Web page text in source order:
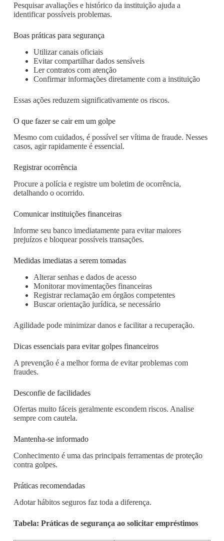
Pesquisar avaliações e histórico da instituição ajuda a
identificar possíveis problemas.
Boas práticas para segurança
Utilizar canais oficiais
Evitar compartilhar dados sensíveis
Ler contratos com atenção
Confirmar informações diretamente com a instituição
Essas ações reduzem significativamente os riscos.
O que fazer se cair em um golpe
Mesmo com cuidados, é possível ser vítima de fraude. Nesses
casos, agir rapidamente é essencial.
Registrar ocorrência
Procure a polícia e registre um boletim de ocorrência,
detalhando o ocorrido.
Comunicar instituições financeiras
Informe seu banco imediatamente para evitar maiores
prejuízos e bloquear possíveis transações.
Medidas imediatas a serem tomadas
Alterar senhas e dados de acesso
Monitorar movimentações financeiras
Registrar reclamação em órgãos competentes
Buscar orientação jurídica, se necessário
Agilidade pode minimizar danos e facilitar a recuperação.
Dicas essenciais para evitar golpes financeiros
A prevenção é a melhor forma de evitar problemas com
fraudes.
Desconfie de facilidades
Ofertas muito fáceis geralmente escondem riscos. Analise
sempre com cautela.
Mantenha-se informado
Conhecimento é uma das principais ferramentas de proteção
contra golpes.
Práticas recomendadas
Adotar hábitos seguros faz toda a diferença.
Tabela: Práticas de segurança ao solicitar empréstimos